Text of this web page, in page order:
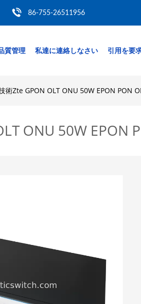
86-755-26511956
質管理 私達に連絡しなさい 引用を要
術Zte GPON OLT ONU 50W EPON PON
ONU 50W EPON